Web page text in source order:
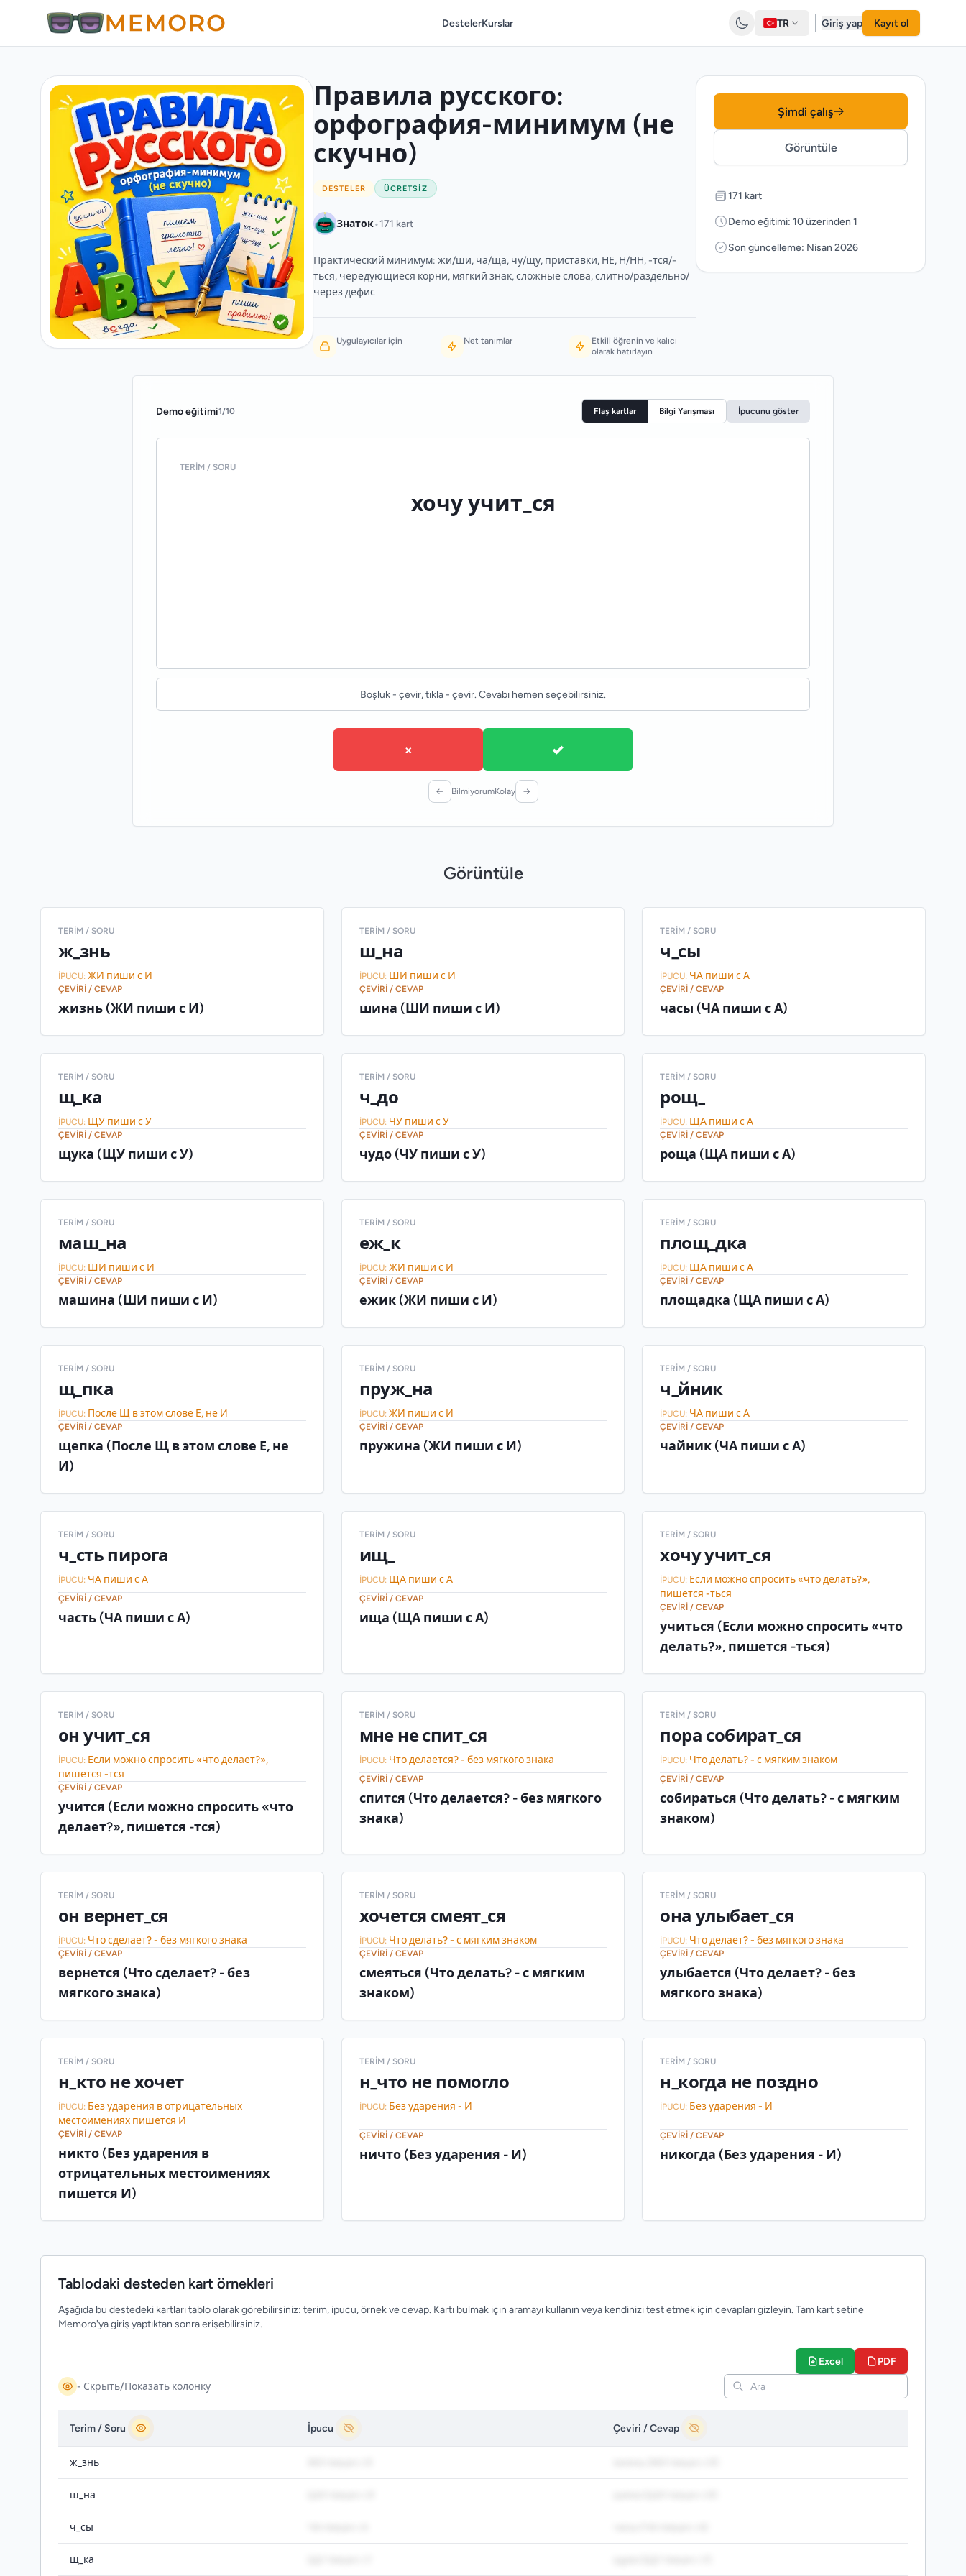
DestelerKurslar TR Giriş yap Kayıt ol
Правила русского:
орфография-минимум (не
скучно)
DESTELER ÜCRETSIZ
Знаток•171 kart
Практический минимум: жи/ши, ча/ща, чу/щу, приставки, НЕ, Н/НН, -тся/-
ться, чередующиеся корни, мягкий знак, сложные слова, слитно/раздельно/
через дефис
Uygulayıcılar için Net tanımlar
Etkili öğrenin ve kalıcı
olarak hatırlayın
Şimdi çalış
Görüntüle
171 kart
Demo eğitimi: 10 üzerinden 1
Son güncelleme: Nisan 2026
Demo eğitimi1/10 Flaş kartlar Bilgi Yarışması İpucunu göster
TERIM / SORU
хочу учит_ся
учиться (Если можно спросить «что делать?», пишется -ться)
Boşluk - çevir, tıkla - çevir. Cevabı hemen seçebilirsiniz.
× ✓
← BilmiyorumKolay →
Görüntüle
TERIM / SORU
ж_знь
İPUCU: ЖИ пиши с И
ÇEVIRI / CEVAP
жизнь (ЖИ пиши с И)
TERIM / SORU
ш_на
İPUCU:ШИ пиши с И
ÇEVIRI / CEVAP
шина (ШИ пиши с И)
TERIM / SORU
ч_сы
İPUCU: ЧА пиши с А
ÇEVIRI / CEVAP
часы (ЧА пиши с А)
TERIM / SORU
щ_ка
İPUCU: ЩУ пиши с У
ÇEVIRI / CEVAP
щука (ЩУ пиши с У)
TERIM / SORU
ч_до
İPUCU:ЧУ пиши с У
ÇEVIRI / CEVAP
чудо (ЧУ пиши с У)
TERIM / SORU
рощ_
İPUCU: ЩА пиши с А
ÇEVIRI / CEVAP
роща (ЩА пиши с А)
TERIM / SORU
маш_на
İPUCU: ШИ пиши с И
ÇEVIRI / CEVAP
машина (ШИ пиши с И)
TERIM / SORU
еж_к
İPUCU:ЖИ пиши с И
ÇEVIRI / CEVAP
ежик (ЖИ пиши с И)
TERIM / SORU
площ_дка
İPUCU: ЩА пиши с А
ÇEVIRI / CEVAP
площадка (ЩА пиши с А)
TERIM / SORU
щ_пка
İPUCU: После Щ в этом слове Е, не И
ÇEVIRI / CEVAP
щепка (После Щ в этом слове Е, не
И)
TERIM / SORU
пруж_на
İPUCU:ЖИ пиши с И
ÇEVIRI / CEVAP
пружина (ЖИ пиши с И)
TERIM / SORU
ч_йник
İPUCU: ЧА пиши с А
ÇEVIRI / CEVAP
чайник (ЧА пиши с А)
TERIM / SORU
ч_сть пирога
İPUCU: ЧА пиши с А
ÇEVIRI / CEVAP
часть (ЧА пиши с А)
TERIM / SORU
ищ_
İPUCU:ЩА пиши с А
ÇEVIRI / CEVAP
ища (ЩА пиши с А)
TERIM / SORU
хочу учит_ся
İPUCU: Если можно спросить «что делать?»,
пишется -ться
ÇEVIRI / CEVAP
учиться (Если можно спросить «что
делать?», пишется -ться)
TERIM / SORU
он учит_ся
İPUCU: Если можно спросить «что делает?»,
пишется -тся
ÇEVIRI / CEVAP
учится (Если можно спросить «что
делает?», пишется -тся)
TERIM / SORU
мне не спит_ся
İPUCU:Что делается? - без мягкого знака
ÇEVIRI / CEVAP
спится (Что делается? - без мягкого
знака)
TERIM / SORU
пора собират_ся
İPUCU: Что делать? - с мягким знаком
ÇEVIRI / CEVAP
собираться (Что делать? - с мягким
знаком)
TERIM / SORU
он вернет_ся
İPUCU: Что сделает? - без мягкого знака
ÇEVIRI / CEVAP
вернется (Что сделает? - без
мягкого знака)
TERIM / SORU
хочется смеят_ся
İPUCU:Что делать? - с мягким знаком
ÇEVIRI / CEVAP
смеяться (Что делать? - с мягким
знаком)
TERIM / SORU
она улыбает_ся
İPUCU: Что делает? - без мягкого знака
ÇEVIRI / CEVAP
улыбается (Что делает? - без
мягкого знака)
TERIM / SORU
н_кто не хочет
İPUCU: Без ударения в отрицательных
местоимениях пишется И
ÇEVIRI / CEVAP
никто (Без ударения в
отрицательных местоимениях
пишется И)
TERIM / SORU
н_что не помогло
İPUCU:Без ударения - И
ÇEVIRI / CEVAP
ничто (Без ударения - И)
TERIM / SORU
н_когда не поздно
İPUCU: Без ударения - И
ÇEVIRI / CEVAP
никогда (Без ударения - И)
Tablodaki desteden kart örnekleri
Aşağıda bu destedeki kartları tablo olarak görebilirsiniz: terim, ipucu, örnek ve cevap. Kartı bulmak için aramayı kullanın veya kendinizi test etmek için cevapları gizleyin. Tam kart setine
Memoro'ya giriş yaptıktan sonra erişebilirsiniz.
Excel PDF
- Скрыть/Показать колонку
Terim / Soru İpucu Çeviri / Cevap
ж_знь
ш_на
ч_сы
щ_ка